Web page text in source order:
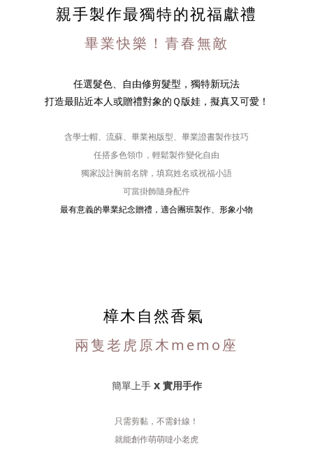
親手製作最獨特的祝福獻禮
畢業快樂！青春無敵
任選髮色、自由修剪髮型，獨特新玩法
打造最貼近本人或贈禮對象的Ｑ版娃，擬真又可愛！
含學士帽、流蘇、畢業袍版型、畢業證書製作技巧
任搭多色領巾，輕鬆製作變化自由
獨家設計胸前名牌，填寫姓名或祝福小語
可當掛飾隨身配件
最有意義的畢業紀念贈禮，適合團班製作、形象小物
樟木自然香氣
兩隻老虎原木memo座
簡單上手 x 實用手作
只需剪黏，不需針線！
就能創作萌萌噠小老虎